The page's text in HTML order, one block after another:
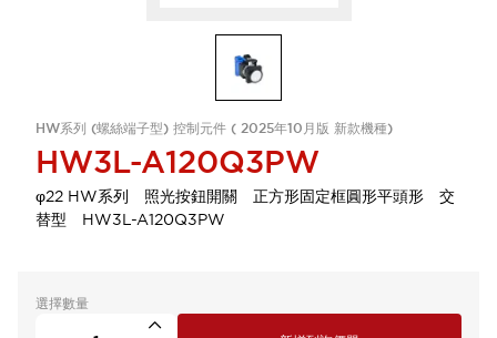
HW系列 (螺絲端子型) 控制元件 ( 2025年10月版 新款機種)
HW3L-A120Q3PW
φ22 HW系列 照光按鈕開關 正方形固定框圓形平頭形 交
替型 HW3L-A120Q3PW
選擇數量